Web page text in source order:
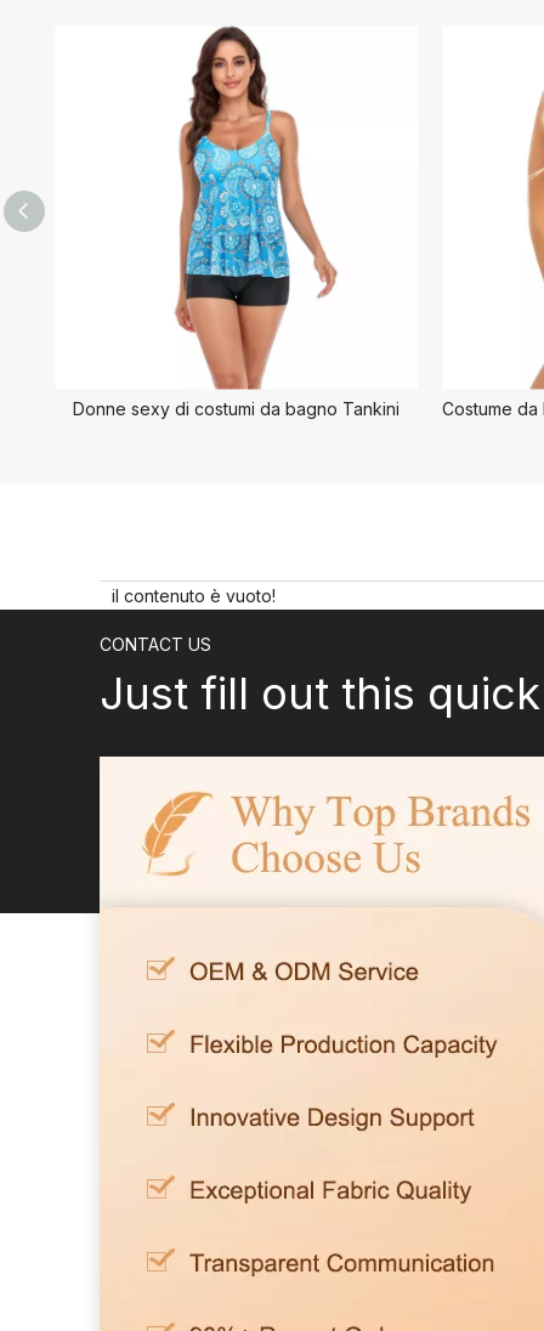
Donne sexy di costumi da bagno Tankini
il contenuto è vuoto!
CONTACT US
Just fill out this